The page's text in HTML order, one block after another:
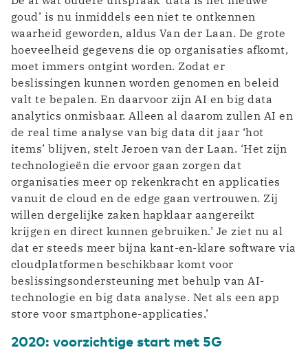
goud’ is nu inmiddels een niet te ontkennen
waarheid geworden, aldus Van der Laan. De grote
hoeveelheid gegevens die op organisaties afkomt,
moet immers ontgint worden. Zodat er
beslissingen kunnen worden genomen en beleid
valt te bepalen. En daarvoor zijn AI en big data
analytics onmisbaar. Alleen al daarom zullen AI en
de real time analyse van big data dit jaar ‘hot
items’ blijven, stelt Jeroen van der Laan. ‘Het zijn
technologieën die ervoor gaan zorgen dat
organisaties meer op rekenkracht en applicaties
vanuit de cloud en de edge gaan vertrouwen. Zij
willen dergelijke zaken hapklaar aangereikt
krijgen en direct kunnen gebruiken.’ Je ziet nu al
dat er steeds meer bijna kant-en-klare software via
cloudplatformen beschikbaar komt voor
beslissingsondersteuning met behulp van AI-
technologie en big data analyse. Net als een app
store voor smartphone-applicaties.’
2020: voorzichtige start met 5G